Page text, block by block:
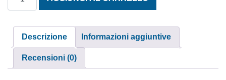
Descrizione Informazioni aggiuntive
Recensioni (0)